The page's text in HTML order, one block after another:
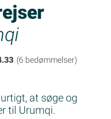
(6 bedømmelser)
at søge og
til Urumqi.